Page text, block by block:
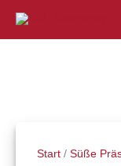
Start /Süße